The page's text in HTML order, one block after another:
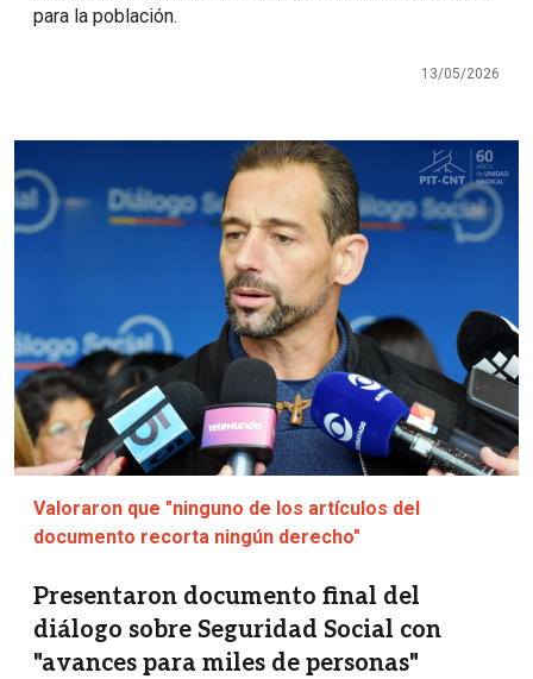
para la población.
13/05/2026
Valoraron que "ninguno de los artículos del
documento recorta ningún derecho"
Presentaron documento final del
diálogo sobre Seguridad Social con
"avances para miles de personas"